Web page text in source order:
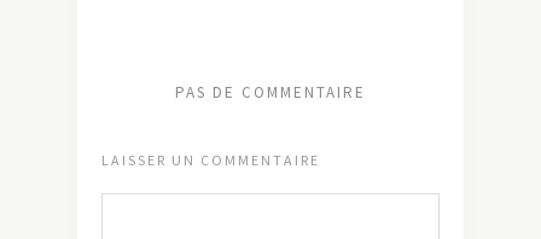
PAS DE COMMENTAIRE
LAISSER UN COMMENTAIRE